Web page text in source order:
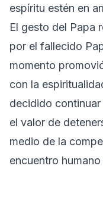
espíritu estén en
El gesto del Papa
por el fallecido
momento
con la
decidido
el valor de
medio de la
encuentro